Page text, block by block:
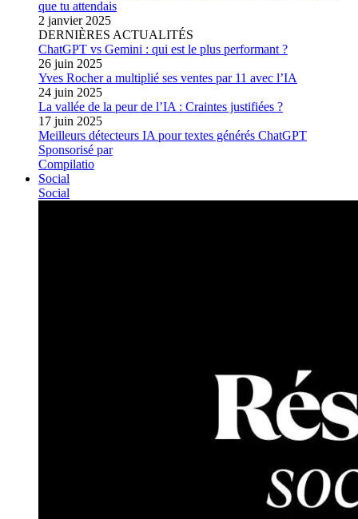
que tu attendais
2 janvier 2025
DERNIÈRES ACTUALITÉS
ChatGPT vs Gemini : qui est le plus performant ?
26 juin 2025
Yves Rocher a multiplié ses ventes par 11 avec l’IA
24 juin 2025
La vallée de la peur de l’IA : Craintes justifiées ?
17 juin 2025
Meilleurs détecteurs IA pour textes générés ChatGPT
Sponsorisé par
Compilatio
Social
Social